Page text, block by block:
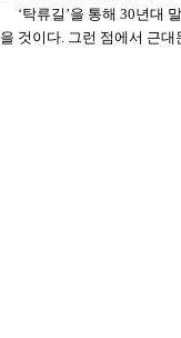
‘탁류길’을 통해 30년대
을 것이다. 그런 점에서 근